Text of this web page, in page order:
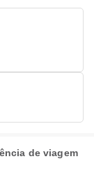
de viagem